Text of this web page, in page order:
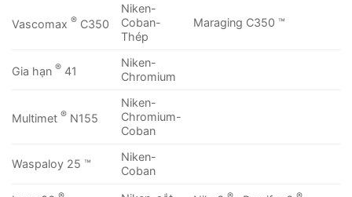
Vascomax ® C350
Niken-
Coban-
Thép
Maraging C350 ™
Gia hạn ® 41
Niken-
Chromium
Multimet ® N155
Niken-
Chromium-
Coban
Waspaloy 25 ™
Niken-
Coban